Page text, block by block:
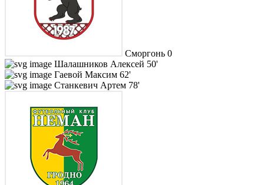
Сморгонь 0
Шалашников Алексей 50'
Гаевой Максим 62'
Станкевич Артем 78'